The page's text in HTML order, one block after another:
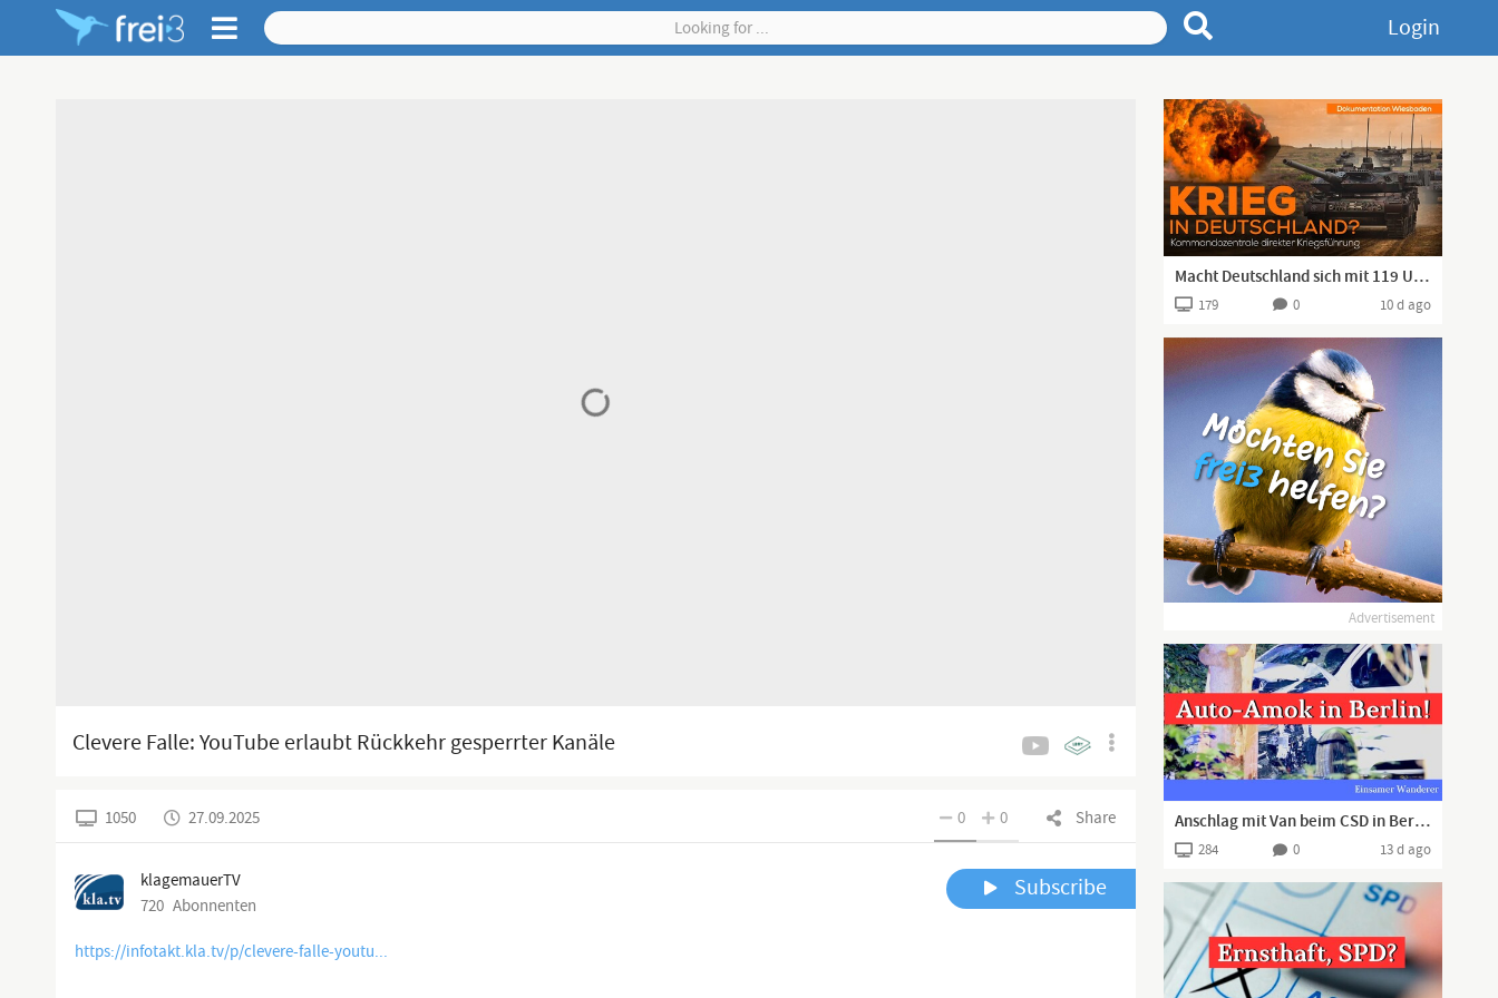
Login
Clevere Falle: YouTube erlaubt Rückkehr gesperrter Kanäle
Share
0 0
1050 27.09.2025
klagemauerTV
720 Abonnenten
Subscribe
https://infotakt.kla.tv/p/clevere-falle-youtu...
Macht Deutschland sich mit 119 US-Militärstandorten zur Zielscheibe? | www.kla.tv/25042 [17.02.2023]
179 0 10 d ago
Advertisement
Anschlag mit Van beim CSD in Berlin! Eine Tote, 16 Verletzte
284 0 13 d ago